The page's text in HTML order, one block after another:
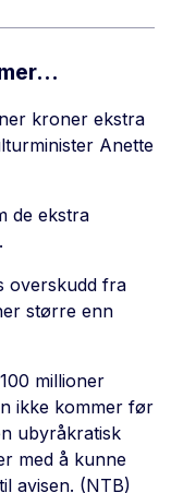
kroner ekstra
Anette
de ekstra
overskudd fra
større enn
millioner
ikke kommer før
ubyråkratisk
med å kunne
avisen. (NTB)